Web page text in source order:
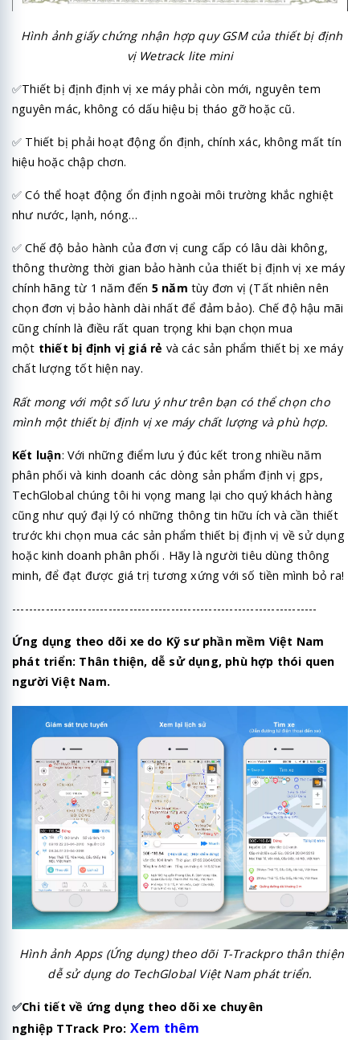
Hình ảnh giấy chứng nhận hợp quy GSM của thiết bị định
vị Wetrack lite mini
✅Thiết bị định định vị xe máy phải còn mới, nguyên tem
nguyên mác, không có dấu hiệu bị tháo gỡ hoặc cũ.
✅ Thiết bị phải hoạt động ổn định, chính xác, không mất tín
hiệu hoặc chập chơn.
✅ Có thể hoạt động ổn định ngoài môi trường khắc nghiệt
như nước, lạnh, nóng…
✅ Chế độ bảo hành của đơn vị cung cấp có lâu dài không,
thông thường thời gian bảo hành của thiết bị định vị xe máy
chính hãng từ 1 năm đến 5 năm tùy đơn vị (Tất nhiên nên
chọn đơn vị bảo hành dài nhất để đảm bảo). Chế độ hậu mãi
cũng chính là điều rất quan trọng khi bạn chọn mua
một thiết bị định vị giá rẻ và các sản phẩm thiết bị xe máy
chất lượng tốt hiện nay.
Rất mong với một số lưu ý như trên bạn có thể chọn cho
mình một thiết bị định vị xe máy chất lượng và phù hợp.
Kết luận: Với những điểm lưu ý đúc kết trong nhiều năm
phân phối và kinh doanh các dòng sản phẩm định vị gps,
TechGlobal chúng tôi hi vọng mang lại cho quý khách hàng
cũng như quý đại lý có những thông tin hữu ích và cần thiết
trước khi chọn mua các sản phẩm thiết bị định vị về sử dụng
hoặc kinh doanh phân phối . Hãy là người tiêu dùng thông
minh, để đạt được giá trị tương xứng với số tiền mình bỏ ra!
-------------------------------------------------------------------------
Ứng dụng theo dõi xe do Kỹ sư phần mềm Việt Nam
phát triển: Thân thiện, dễ sử dụng, phù hợp thói quen
người Việt Nam.
Hình ảnh Apps (Ứng dụng) theo dõi T-Trackpro thân thiện
dễ sử dụng do TechGlobal Việt Nam phát triển.
✅Chi tiết về ứng dụng theo dõi xe chuyên
nghiệp TTrack Pro: Xem thêm